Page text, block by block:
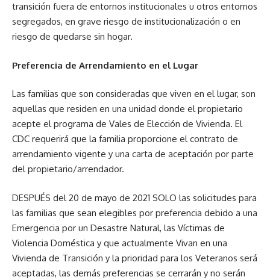
transición fuera de entornos institucionales u otros entornos
segregados, en grave riesgo de institucionalización o en
riesgo de quedarse sin hogar.
Preferencia de Arrendamiento en el Lugar
Las familias que son consideradas que viven en el lugar, son
aquellas que residen en una unidad donde el propietario
acepte el programa de Vales de Elección de Vivienda. El
CDC requerirá que la familia proporcione el contrato de
arrendamiento vigente y una carta de aceptación por parte
del propietario/arrendador.
DESPUÉS del 20 de mayo de 2021 SOLO las solicitudes para
las familias que sean elegibles por preferencia debido a una
Emergencia por un Desastre Natural, las Víctimas de
Violencia Doméstica y que actualmente Vivan en una
Vivienda de Transición y la prioridad para los Veteranos será
aceptadas, las demás preferencias se cerrarán y no serán